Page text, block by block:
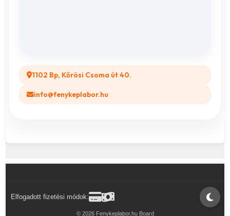
1102 Bp, Kőrösi Csoma út 40.
info@fenykeplabor.hu
Elfogadott fizetési módok:
© 2026 Fenykeplabor.hu Board